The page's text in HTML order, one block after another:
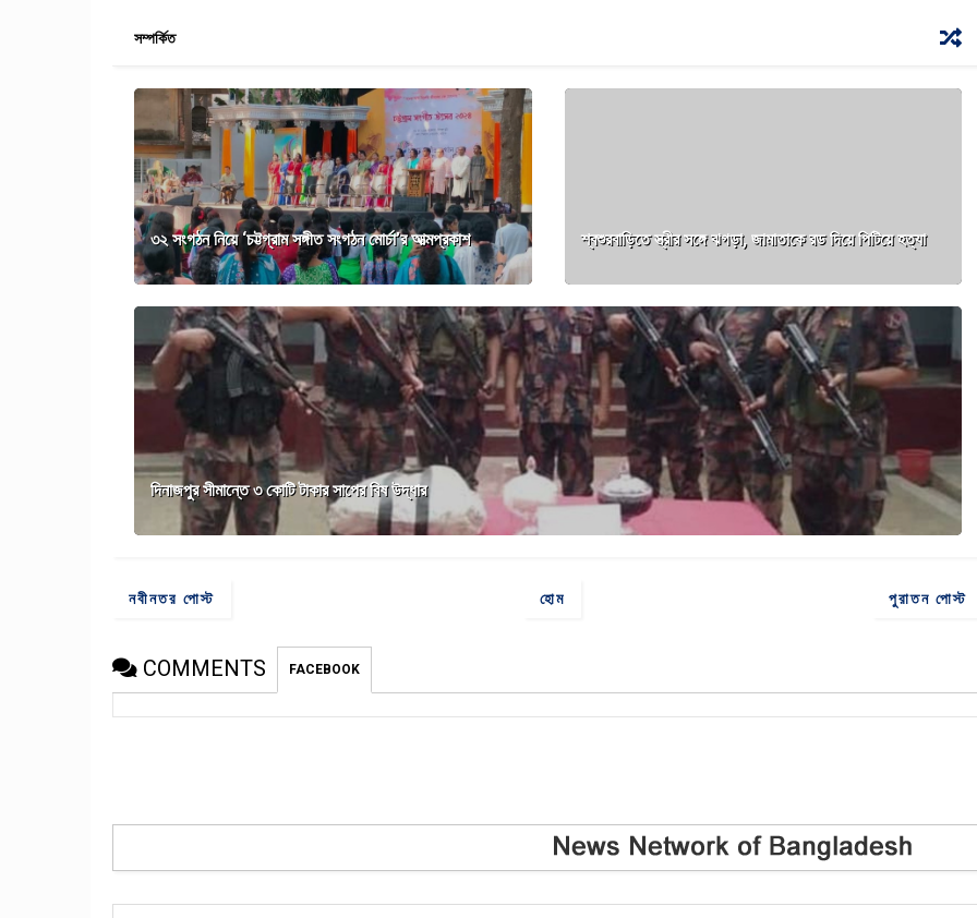
সম্পর্কিত
৩২ সংগঠন নিয়ে ‘চট্টগ্রাম সঙ্গীত সংগঠন মোর্চা’র আত্মপ্রকাশ শ্বশুরবাড়িতে স্ত্রীর সঙ্গে ঝগড়া, জামাতাকে রড দিয়ে পিটিয়ে হত্যা
দিনাজপুর সীমান্তে ৩ কোটি টাকার সাপের বিষ উদ্ধার
নবীনতর পোস্ট পুরাতন পোস্ট
হোম
COMMENTS FACEBOOK